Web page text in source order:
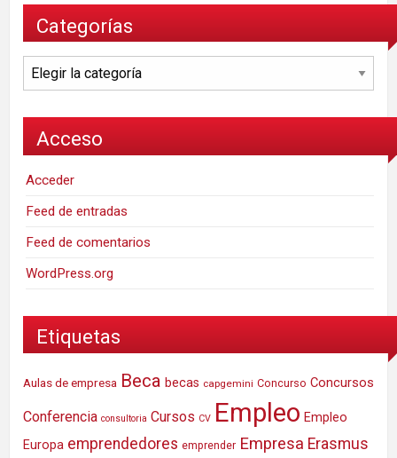
Categorías
Categorías
Acceso
Acceder
Feed de entradas
Feed de comentarios
WordPress.org
Etiquetas
Aulas de empresa Beca becas capgemini Concurso Concursos
Conferencia consultoria Cursos CV Empleo Empleo
Europa emprendedores emprender Empresa Erasmus